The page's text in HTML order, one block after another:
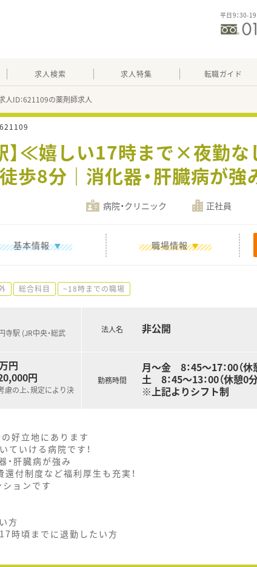
平日9：30-19
求人検索 求人特集 転職ガイド
人ID：621109の薬剤師求人
621109
】≪嬉しい17時まで×夜勤
歩8分｜消化器・肝臓病が
病院・クリニック 正社員
基本情報 職場情報
総合科目 ~18時までの職場
寺駅 (JR中央・総武
円
円
慮の上、規定により決
法人名 非公開
勤務時間
月～金 8：45～17：00（休
土 8：45～13：00（休憩0分
※上記よりシフト制
好立地にあります
ていける病院です！
・肝臓病が強み
付制度など福利厚生も充実！
ョンです
方
時頃までに退勤したい方